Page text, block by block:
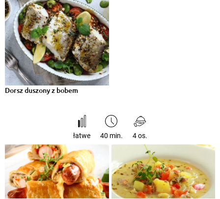
Dorsz duszony z bobem
łatwe 40 min. 4 os.